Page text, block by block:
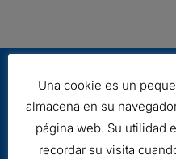
Una cookie es un
almacena en su
página web. Su utilidad
recordar su visita